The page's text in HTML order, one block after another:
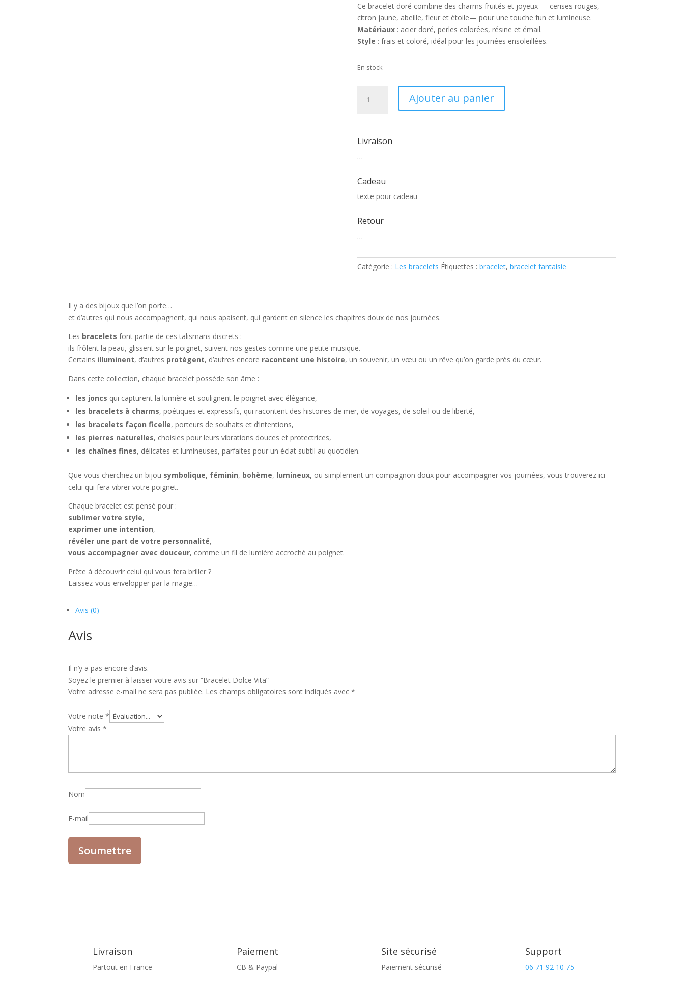
Ce bracelet doré combine des charms fruités et joyeux — cerises rouges,
citron jaune, abeille, fleur et étoile— pour une touche fun et lumineuse.
Matériaux: acier doré, perles colorées, résine et émail.
Style : frais et coloré, idéal pour les journées ensoleillées.
En stock
Vita
Ajouter au panier
Livraison
…
Cadeau
texte pour cadeau
Retour
…
Catégorie : Les bracelets Étiquettes : bracelet, bracelet fantaisie
Il y a des bijoux que l’on porte…
et d’autres qui nous accompagnent, qui nous apaisent, qui gardent en silence les chapitres doux de nos journées.
Les bracelets font partie de ces talismans discrets :
ils frôlent la peau, glissent sur le poignet, suivent nos gestes comme une petite musique.
Certains illuminent, d’autres protègent, d’autres encore racontent une histoire, un souvenir, un vœu ou un rêve qu’on garde près du cœur.
Dans cette collection, chaque bracelet possède son âme :
les joncs qui capturent la lumière et soulignent le poignet avec élégance,
les bracelets à charms, poétiques et expressifs, qui racontent des histoires de mer, de voyages, de soleil ou de liberté,
les bracelets façon ficelle, porteurs de souhaits et d’intentions,
les pierres naturelles, choisies pour leurs vibrations douces et protectrices,
les chaînes fines, délicates et lumineuses, parfaites pour un éclat subtil au quotidien.
Que vous cherchiez un bijou symbolique, féminin, bohème, lumineux, ou simplement un compagnon doux pour accompagner vos journées, vous trouverez ici
celui qui fera vibrer votre poignet.
Chaque bracelet est pensé pour :
sublimer votre style,
exprimer une intention,
révéler une part de votre personnalité,
vous accompagner avec douceur, comme un fil de lumière accroché au poignet.
Prête à découvrir celui qui vous fera briller ?
Laissez-vous envelopper par la magie…
Avis (0)
Avis
Il n’y a pas encore d’avis.
Soyez le premier à laisser votre avis sur “Bracelet Dolce Vita”
Votre adresse e-mail ne sera pas publiée. Les champs obligatoires sont indiqués avec*
Votre note*
Votre avis*
Nom
E-mail
Livraison
Partout en France
Paiement
CB & Paypal
Site sécurisé
Paiement sécurisé
Support
06 71 92 10 75